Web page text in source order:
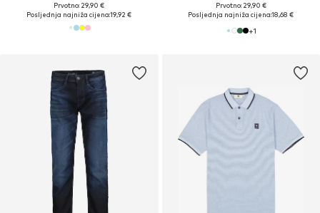
Prvotno: 29,90 €
Posljednja najniža cijena:19,92 €
Prvotno: 29,90 €
Posljednja najniža cijena:18,68 €
+1